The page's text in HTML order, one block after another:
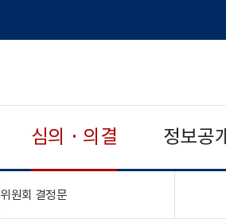
심의 · 의결 정보공
위원회 결정문"접기,펼치기"